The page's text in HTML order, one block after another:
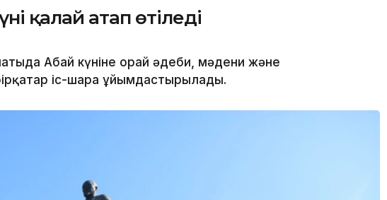
қалай атап өтіледі
Абай күніне орай әдеби, мәдени және
іс-шара ұйымдастырылады.